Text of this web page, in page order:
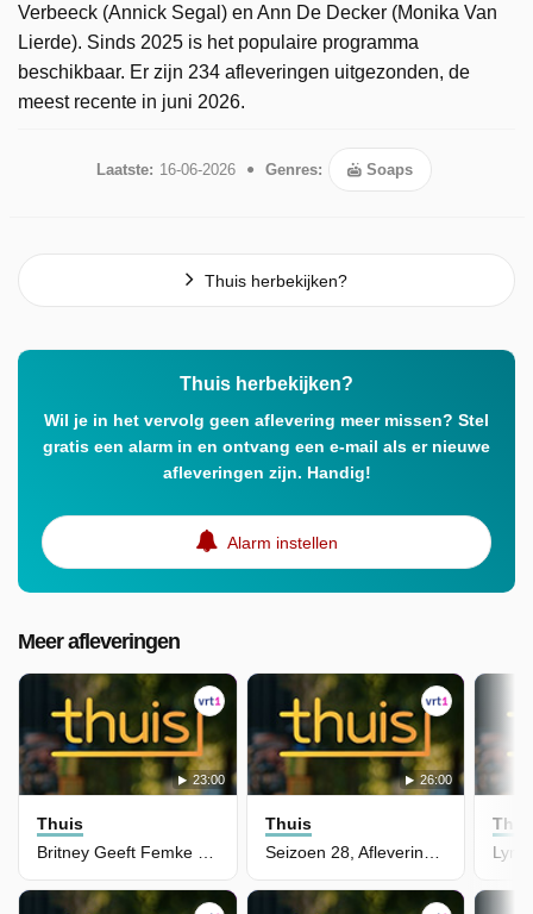
Verbeeck (Annick Segal) en Ann De Decker (Monika Van
Lierde). Sinds 2025 is het populaire programma
beschikbaar. Er zijn 234 afleveringen uitgezonden, de
meest recente in juni 2026.
Laatste: 16-06-2026 Genres: Soaps
Thuis herbekijken?
Thuis herbekijken?
Wil je in het vervolg geen aflevering meer missen? Stel
gratis een alarm in en ontvang een e-mail als er nieuwe
afleveringen zijn. Handig!
Alarm instellen
Meer afleveringen
23:00
Thuis
Britney Geeft Femke Haar Ongezouten Mening
26:00
Thuis
Seizoen 28, Aflevering 5464 - Niels Bedenkt Dat Hij Beter De Waarheid Vertelt